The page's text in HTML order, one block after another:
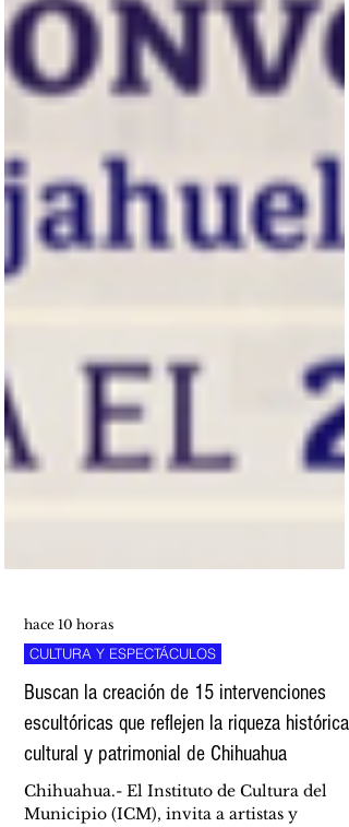
CULTURA Y ESPECTÁCULOS
Buscan la creación de 15 intervenciones
escultóricas que reflejen la riqueza histórica,
cultural y patrimonial de Chihuahua